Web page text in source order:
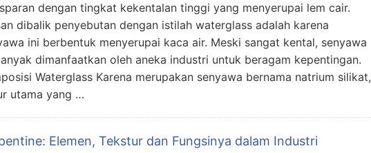
dengan tingkat kekentalan tinggi yang menyerupai lem cair.
dibalik penyebutan dengan istilah waterglass adalah karena
ini berbentuk menyerupai kaca air. Meski sangat kental, senyawa
dimanfaatkan oleh aneka industri untuk beragam kepentingan.
Waterglass Karena merupakan senyawa bernama natrium silikat,
utama yang …
Elemen, Tekstur dan Fungsinya dalam Industri